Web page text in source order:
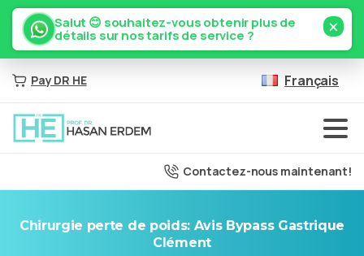
Salut 😊 souhaitez-vous obtenir plus de
détails sur nos tarifs de service ? ×
Pay DR HE Français
Contactez-nous maintenant!
Chirurgie perte de poids: Avis Bypass Gastrique
Clément